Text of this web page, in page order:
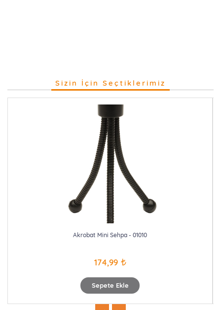
Sizin İçin Seçtiklerimiz
Sepete Ekle
Akrobat Mini Sehpa - 01010
174,99